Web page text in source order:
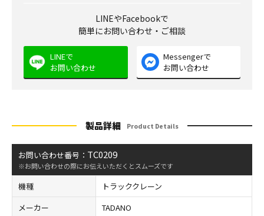
LINEやFacebookで
簡単にお問い合わせ・ご相談
LINEで
お問い合わせ
Messengerで
お問い合わせ
製品詳細 Product Details
お問い合わせ番号： TC0209
※お問い合わせの際にお伝えいただくとスムーズです
機種
トラッククレーン
メーカー
TADANO